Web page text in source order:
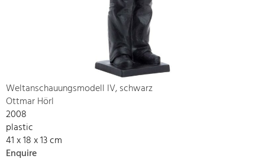
Weltanschauungsmodell IV, schwarz
Ottmar Hörl
2008
plastic
41 x 18 x 13 cm
Enquire